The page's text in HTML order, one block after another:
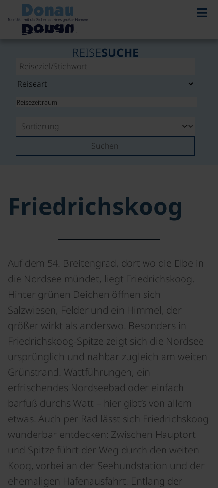
REISESUCHE
Suchen
Friedrichskoog
Auf dem 54. Breitengrad, dort wo die Elbe in
die Nordsee mündet, liegt Friedrichskoog.
Hinter grünen Deichen öffnen sich
Salzwiesen, Felder und ein Himmel, der
größer wirkt als anderswo. Besonders in
Friedrichskoog-Spitze zeigt sich die Nordsee
ursprünglich und nahbar zugleich am weiten
Grünstrand. Wattführungen, ein
erfrischendes Nordseebad oder einfach
barfuß durchs Watt – hier gibt’s von allem
etwas. Auch per Rad lässt sich Friedrichskoog
wunderbar entdecken: Zwischen Hauptort
und Spitze führt der Weg durch den weiten
Koog, vorbei an der Seehundstation und der
ehemaligen Hafenausfahrt. Entlang der